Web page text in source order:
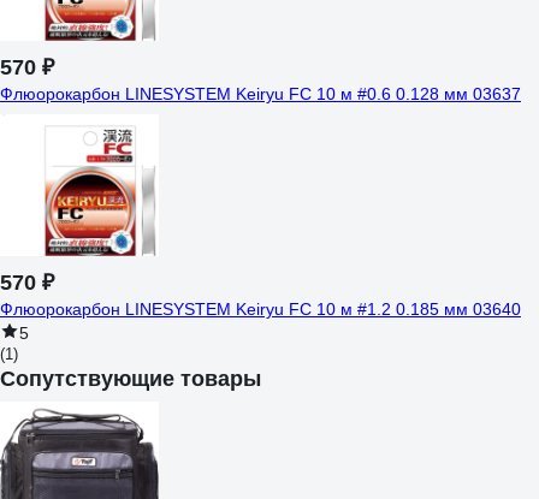
570 ₽
Флюорокарбон LINESYSTEM Keiryu FC 10 м #0.6 0.128 мм 03637
570 ₽
Флюорокарбон LINESYSTEM Keiryu FC 10 м #1.2 0.185 мм 03640
5
(1)
Сопутствующие товары